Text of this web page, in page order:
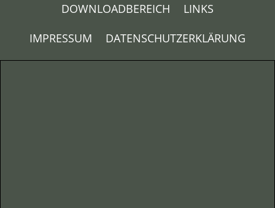
DOWNLOADBEREICH
LINKS
IMPRESSUM
DATENSCHUTZERKLÄRUNG